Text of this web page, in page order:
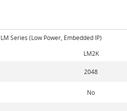
LM Series (Low Power, Embedded IP)
LM2K
2048
No